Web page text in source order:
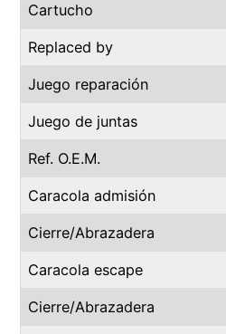
Cartucho
Replaced by
Juego reparación
Juego de juntas
Ref. O.E.M.
Caracola admisión
Cierre/Abrazadera
Caracola escape
Cierre/Abrazadera